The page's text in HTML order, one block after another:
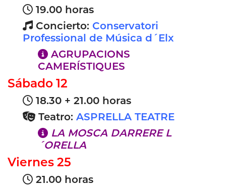
19.00 horas
Concierto: Conservatori
Professional de Música d´Elx
AGRUPACIONS
CAMERÍSTIQUES
Sábado 12
18.30 + 21.00 horas
Teatro: ASPRELLA TEATRE
LA MOSCA DARRERE L
´ORELLA
Viernes 25
21.00 horas